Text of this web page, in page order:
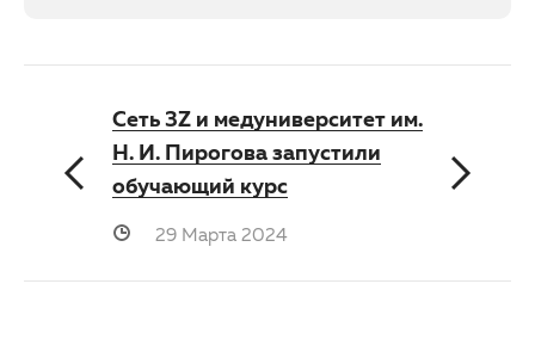
Сеть 3Z и медуниверситет им.
Н. И. Пирогова запустили
обучающий курс
29 Марта 2024